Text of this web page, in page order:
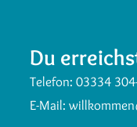
Du
Telefon:03334
E-Mail: